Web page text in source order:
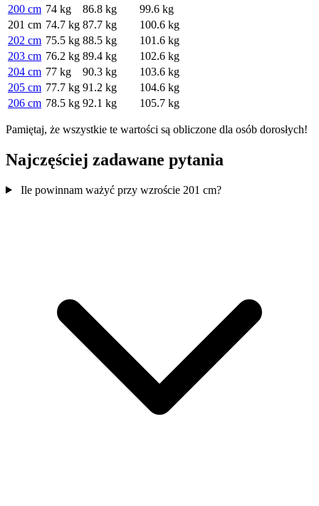
200 cm 74 kg 86.8 kg
99.6 kg
201 cm 74.7 kg 87.7 kg
100.6 kg
202 cm 75.5 kg 88.5 kg
101.6 kg
203 cm 76.2 kg 89.4 kg
102.6 kg
204 cm 77 kg 90.3 kg
103.6 kg
205 cm 77.7 kg 91.2 kg
104.6 kg
206 cm 78.5 kg 92.1 kg 105.7 kg
Pamiętaj, że wszystkie te wartości są obliczone dla osób dorosłych!
Najczęściej zadawane pytania
Ile powinnam ważyć przy wzroście 201 cm?